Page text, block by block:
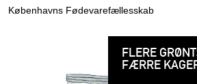
FLERE
FÆRRE
Københavns Fødevarefællesskab